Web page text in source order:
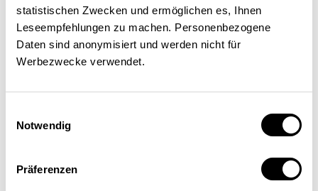
statistischen Zwecken und ermöglichen es, Ihnen
Leseempfehlungen zu machen. Personenbezogene
Daten sind anonymisiert und werden nicht für
Werbezwecke verwendet.
Notwendig
Präferenzen
Technologi…
Schrumpfen der Welt…Umweltregulierung
Freiwillige Konsumre…Soziale Innovation
Gewaltfreier ziviler U…Marktbasierte Lösun…
1
Anmerkung: Die Forschenden wurden gebeten, das Potenzial von
sieben Ansätzen zur Eindämmung von Umweltproblemen zu